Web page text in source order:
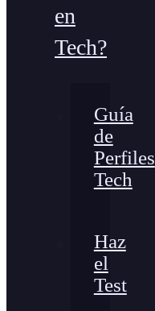
en
Tech?
Guía
de
Perfiles
Tech
Haz
el
Test